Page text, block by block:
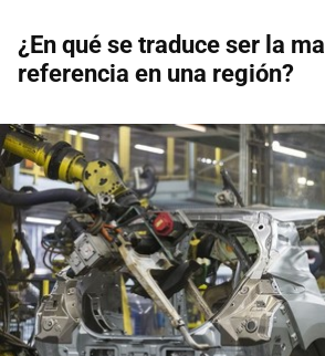
¿En qué se traduce ser la
referencia en una región?